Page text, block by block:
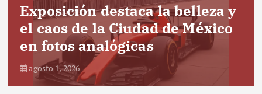
Exposición destaca la belleza y
el caos de la Ciudad de México
en fotos analógicas
agosto 1, 2026